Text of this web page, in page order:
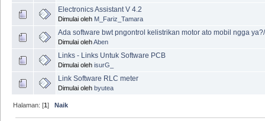
Electronics Assistant V 4.2
Dimulai oleh M_Fariz_Tamara
Ada software bwt pngontrol kelistrikan motor ato mobil ngga ya?/
Dimulai olehAben
Links - Links Untuk Software PCB
Dimulai oleh isurG_
Link Software RLC meter
Dimulai oleh byutea
Halaman: [1]Naik